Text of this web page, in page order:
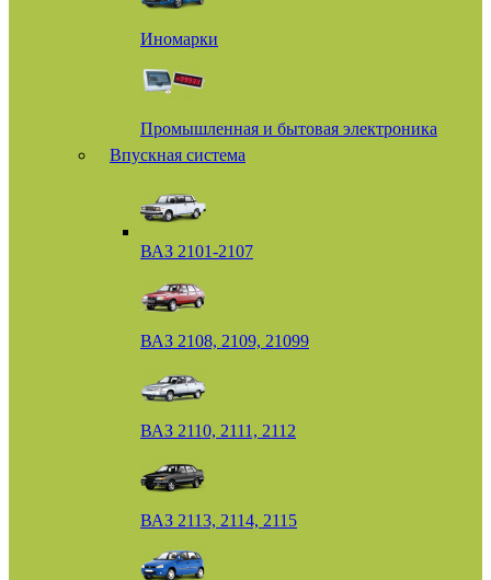
Иномарки
Промышленная и бытовая электроника
Впускная система
ВАЗ 2101-2107
ВАЗ 2108, 2109, 21099
ВАЗ 2110, 2111, 2112
ВАЗ 2113, 2114, 2115